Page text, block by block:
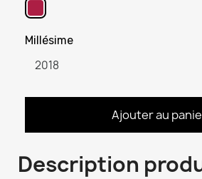
Millésime
Ajouter au
Description